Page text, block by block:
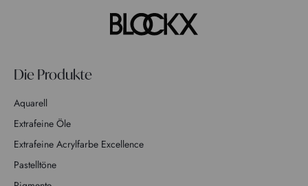
Die Produkte
Aquarell
Extrafeine Öle
Extrafeine Acrylfarbe Excellence
Pastelltöne